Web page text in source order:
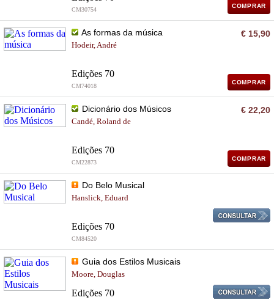
CM30754
COMPRAR
As formas da música
Hodeir, André
Edições 70
CM74018
€ 15,90
COMPRAR
Dicionário dos Músicos
Candé, Roland de
Edições 70
CM22873
€ 22,20
COMPRAR
Do Belo Musical
Hanslick, Eduard
Edições 70
CM84520
Guia dos Estilos Musicais
Moore, Douglas
Edições 70